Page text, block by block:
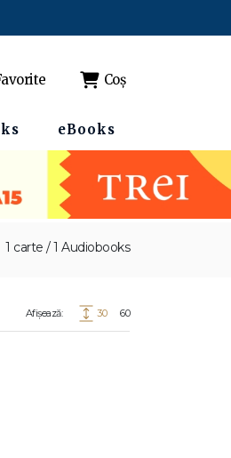
Coș
eBooks
1 carte / 1 Audiobooks
Afișează: 30 60